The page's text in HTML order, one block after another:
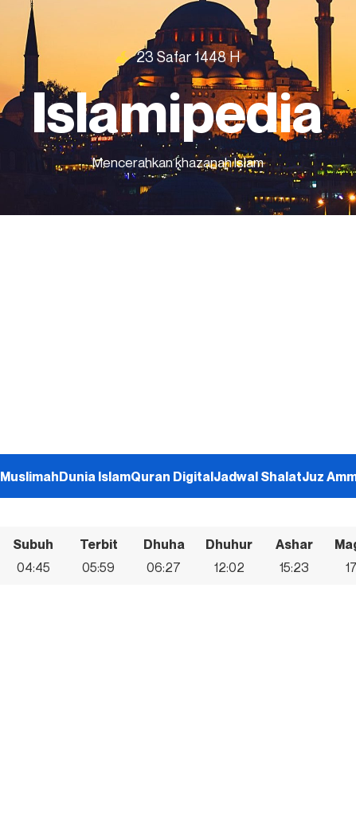
23 Safar 1448 H
Islamipedia
Mencerahkan khazanah Islam
MuslimahDunia IslamQuran DigitalJadwal ShalatJuz
Subuh
04:45
Terbit
05:59
Dhuha
06:27
Dhuhur
12:02
Ashar
15:23